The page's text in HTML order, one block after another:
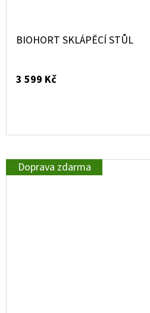
BIOHORT SKLÁPĚCÍ STŮL
3 599 Kč
Doprava zdarma